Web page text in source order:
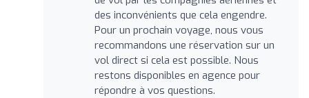
des inconvénients que cela engendre.
Pour un prochain voyage, nous vous
recommandons une réservation sur un
vol direct si cela est possible. Nous
restons disponibles en agence pour
répondre à vos questions.